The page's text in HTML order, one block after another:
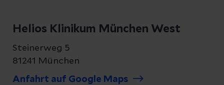
Helios Klinikum München West
Steinerweg 5
81241 München
Anfahrt auf Google Maps